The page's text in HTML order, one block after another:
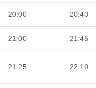
20:00 20:43
21:00 21:45
21:25 22:10